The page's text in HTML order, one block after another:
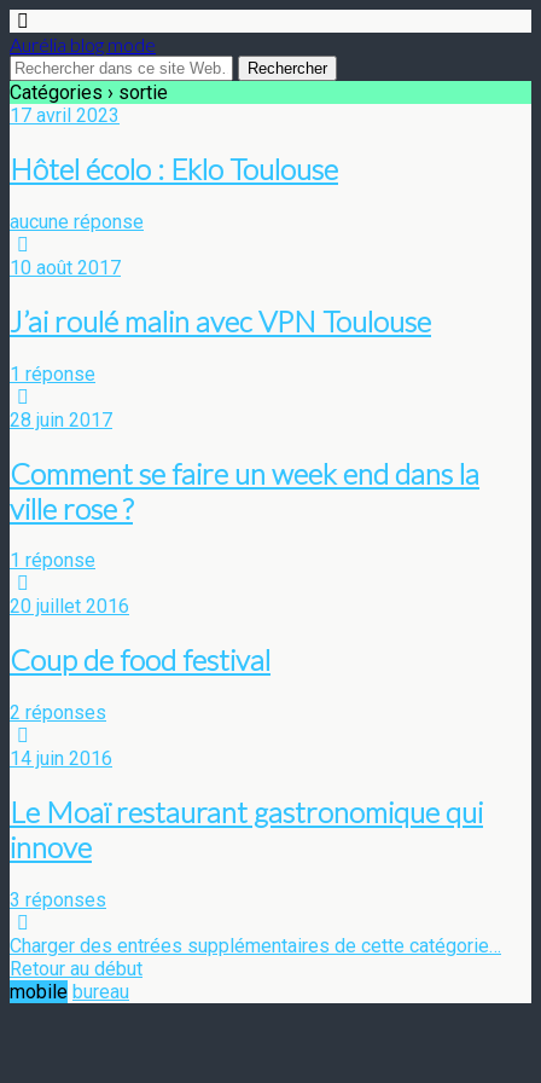
Aurélia blog mode
Catégories › sortie
17 avril 2023
Hôtel écolo : Eklo Toulouse
aucune réponse
10 août 2017
J’ai roulé malin avec VPN Toulouse
1 réponse
28 juin 2017
Comment se faire un week end dans la
ville rose ?
1 réponse
20 juillet 2016
Coup de food festival
2 réponses
14 juin 2016
Le Moaï restaurant gastronomique qui
innove
3 réponses
Charger des entrées supplémentaires de cette catégorie…
Retour au début
mobile bureau